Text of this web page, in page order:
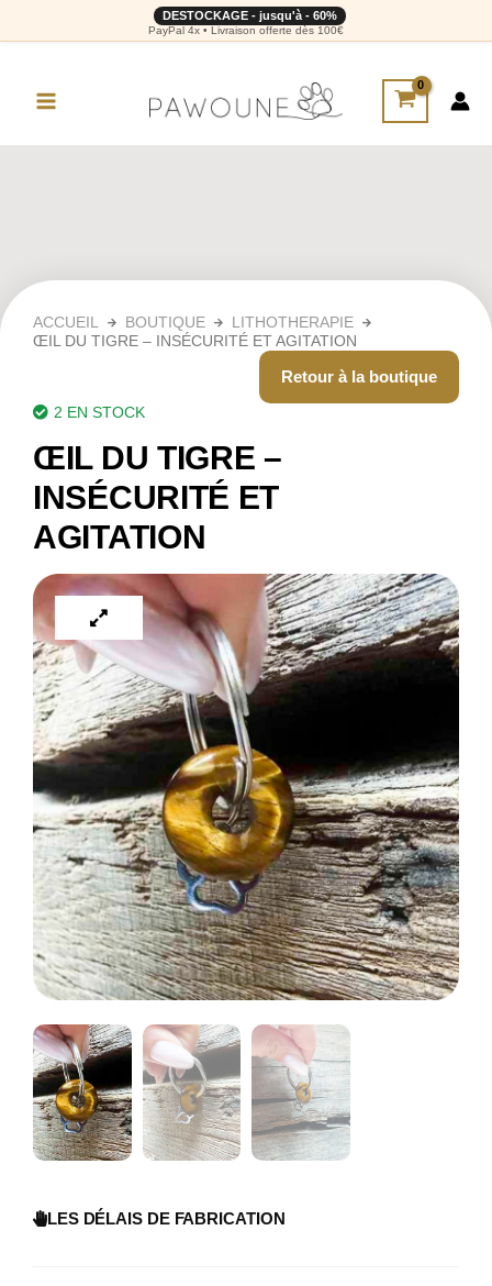
DESTOCKAGE - jusqu'à - 60%
PayPal 4x • Livraison offerte dès 100€
ACCUEIL BOUTIQUE
LITHOTHERAPIE
ŒIL DU TIGRE – INSÉCURITÉ ET AGITATION
Retour à la boutique
2 EN STOCK
ŒIL DU TIGRE –
INSÉCURITÉ ET
AGITATION
LES DÉLAIS DE FABRICATION